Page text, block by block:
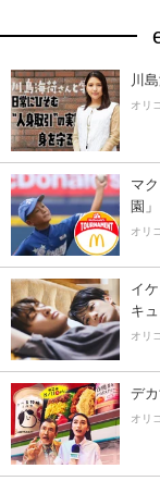
川
オリ
マ
園」
オリ
イ
キ
オリ
デ
オリ